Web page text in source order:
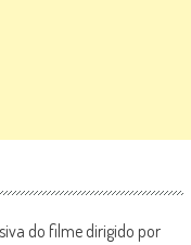
do filme dirigido por